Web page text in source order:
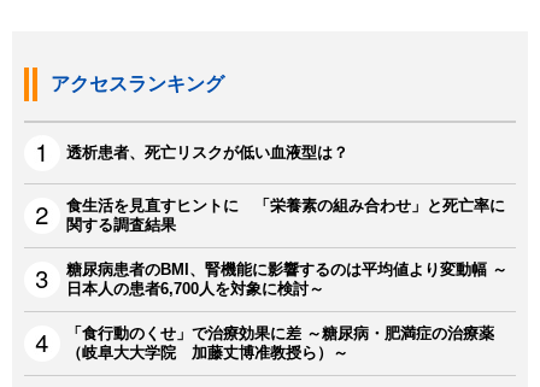
アクセスランキング
透析患者、死亡リスクが低い血液型は？
食生活を見直すヒントに 「栄養素の組み合わせ」と死亡率に
関する調査結果
糖尿病患者のBMI、腎機能に影響するのは平均値より変動幅 ～
日本人の患者6,700人を対象に検討～
「食行動のくせ」で治療効果に差 ～糖尿病・肥満症の治療薬
（岐阜大大学院 加藤丈博准教授ら）～